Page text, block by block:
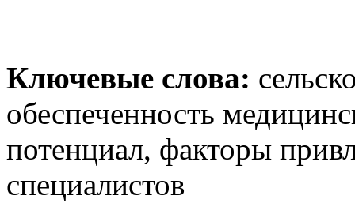
Ключевые слова:
обеспеченность
потенциал, факторы
специалистов